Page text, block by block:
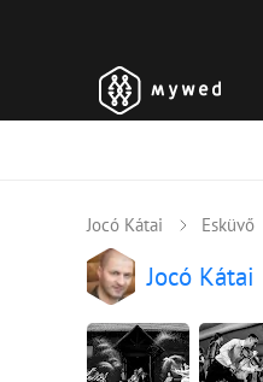
Esküvő
Jocó Kátai
Jocó Kátai